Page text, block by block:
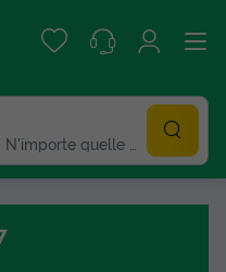
N'importe quelle duree